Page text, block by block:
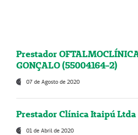
Prestador
GONÇALO (55004164-2)
07 de Agosto de 2020
Prestador Clínica Itaipú Ltda
01 de Abril de 2020